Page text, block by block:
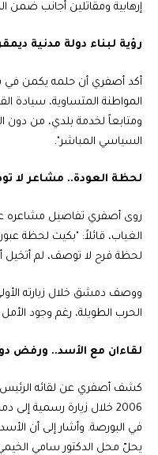
إرهابية ومقاتلين أجانب
رؤية لبناء دولة مدنية
أكد أصفري أن حلمه يكمن في
المواطنة المتساوية، سيادة
ومتابعاً لخدمة بلدي، من دون
السياسي المباشر".
لحظة العودة.. مشاعر لا
الغياب، قائلاً: "بكيت لحظة
لحظة فرح لا توصف، لم أتخيل
ووصف دمشق خلال زيارته
الحرب الطويلة، رغم وجود
لقاءان مع الأسد.. ورفض
كشف أصفري عن لقائه الرئيس
2006 خلال زيارة رسمية
في البورصة. وأشار إلى أن
يحلّ محل الدكتور سامي